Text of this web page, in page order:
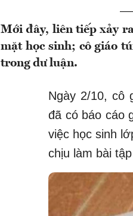
Mới đây, liên tiếp xảy
mặt học sinh; cô giáo
trong dư luận.
Ngày 2/10, cô
đã có báo cáo
việc học sinh
chịu làm bài